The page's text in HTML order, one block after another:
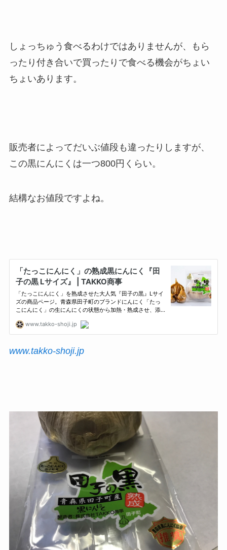
しょっちゅう食べるわけではありませんが、もら
ったり付き合いで買ったりで食べる機会がちょい
ちょいあります。
販売者によってだいぶ値段も違ったりしますが、
この黒にんにくは一つ800円くらい。
結構なお値段ですよね。
www.takko-shoji.jp